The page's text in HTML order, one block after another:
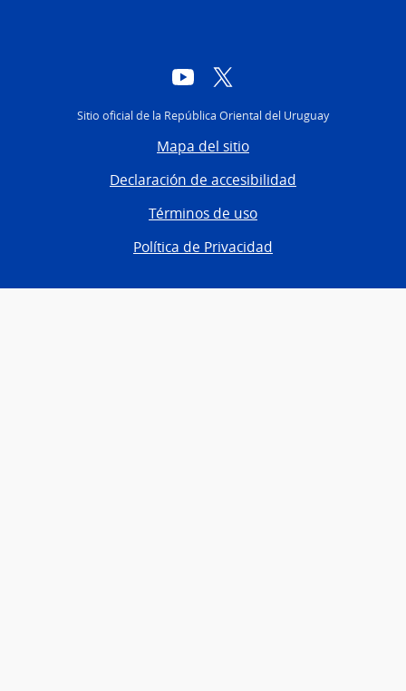
YouTube
Sitio oficial de la República Oriental del Uruguay
Mapa del sitio
Declaración de accesibilidad
Términos de uso
Política de Privacidad